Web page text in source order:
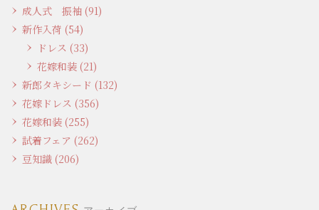
成人式 振袖 (91)
新作入荷 (54)
ドレス (33)
花嫁和装 (21)
新郎タキシード (132)
花嫁ドレス (356)
花嫁和装 (255)
試着フェア (262)
豆知識 (206)